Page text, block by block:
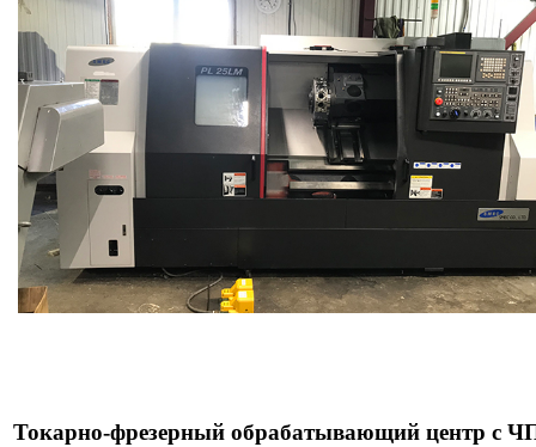
Токарно-фрезерный обрабатывающий центр с